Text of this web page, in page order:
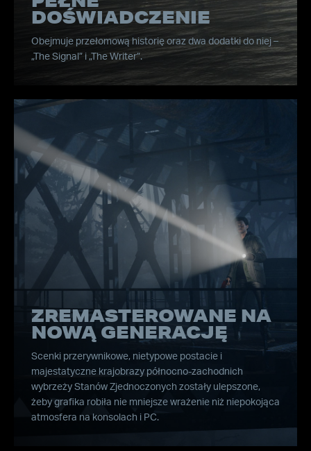
DOŚWIADCZENIE
Obejmuje przełomową historię oraz dwa dodatki do niej –
„The Signal” i „The Writer”.
ZREMASTEROWANE NA
NOWĄ GENERACJĘ
Scenki przerywnikowe, nietypowe postacie i
majestatyczne krajobrazy północno-zachodnich
wybrzeży Stanów Zjednoczonych zostały ulepszone,
żeby grafika robiła nie mniejsze wrażenie niż niepokojąca
atmosfera na konsolach i PC.